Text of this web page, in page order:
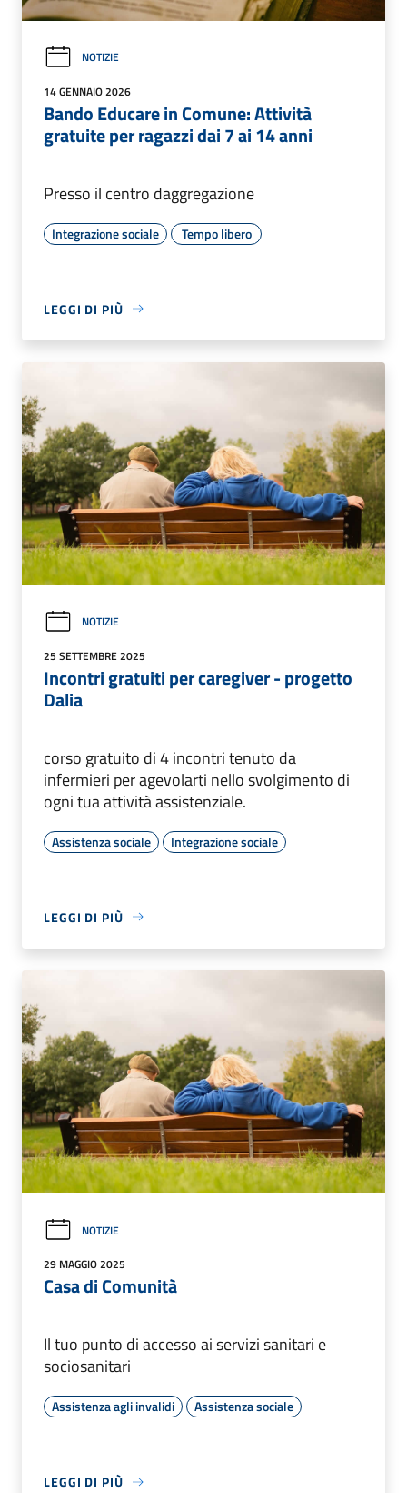
NOTIZIE
14 GENNAIO 2026
Bando Educare in Comune: Attività
gratuite per ragazzi dai 7 ai 14 anni
Presso il centro daggregazione
Integrazione sociale Tempo libero
LEGGI DI PIÙ
NOTIZIE
25 SETTEMBRE 2025
Incontri gratuiti per caregiver - progetto
Dalia
corso gratuito di 4 incontri tenuto da
infermieri per agevolarti nello svolgimento di
ogni tua attività assistenziale.
Assistenza sociale Integrazione sociale
LEGGI DI PIÙ
NOTIZIE
29 MAGGIO 2025
Casa di Comunità
Il tuo punto di accesso ai servizi sanitari e
sociosanitari
Assistenza agli invalidi Assistenza sociale
LEGGI DI PIÙ